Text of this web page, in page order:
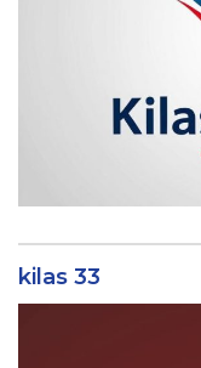
kilas 33